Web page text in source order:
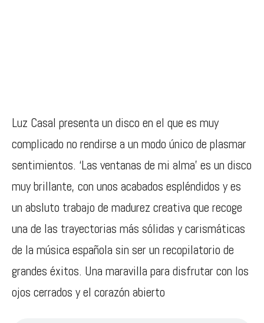
Luz Casal presenta un disco en el que es muy
complicado no rendirse a un modo único de plasmar
sentimientos. ‘Las ventanas de mi alma’ es un disco
muy brillante, con unos acabados espléndidos y es
un absluto trabajo de madurez creativa que recoge
una de las trayectorias más sólidas y carismáticas
de la música española sin ser un recopilatorio de
grandes éxitos. Una maravilla para disfrutar con los
ojos cerrados y el corazón abierto